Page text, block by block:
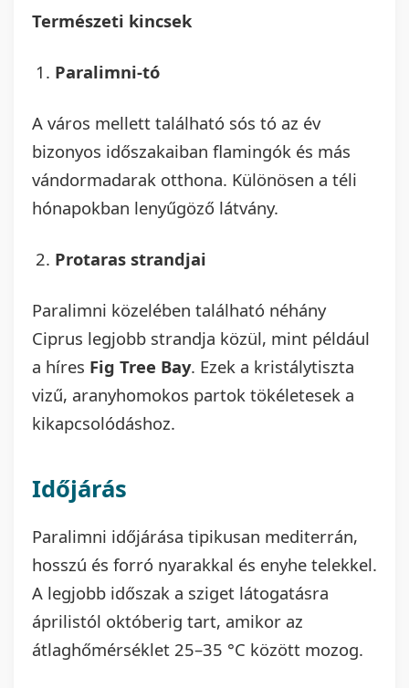
Természeti kincsek
Paralimni-tó
A város mellett található sós tó az év
bizonyos időszakaiban flamingók és más
vándormadarak otthona. Különösen a téli
hónapokban lenyűgöző látvány.
Protaras strandjai
Paralimni közelében található néhány
Ciprus legjobb strandja közül, mint például
a híres Fig Tree Bay. Ezek a kristálytiszta
vizű, aranyhomokos partok tökéletesek a
kikapcsolódáshoz.
Időjárás
Paralimni időjárása tipikusan mediterrán,
hosszú és forró nyarakkal és enyhe telekkel.
A legjobb időszak a sziget látogatásra
áprilistól októberig tart, amikor az
átlaghőmérséklet 25–35 °C között mozog.